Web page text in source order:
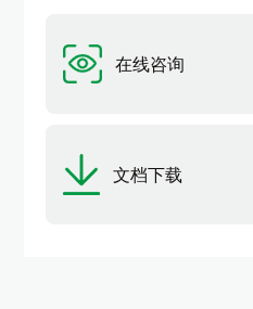
在线咨询
文档下载